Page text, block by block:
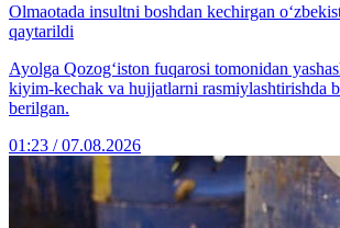
Olmaotada insultni boshdan kechirgan
qaytarildi
Ayolga Qozog‘iston fuqarosi tomonidan
kiyim-kechak va hujjatlarni rasmiylashtirishda
berilgan.
01:23 / 07.08.2026